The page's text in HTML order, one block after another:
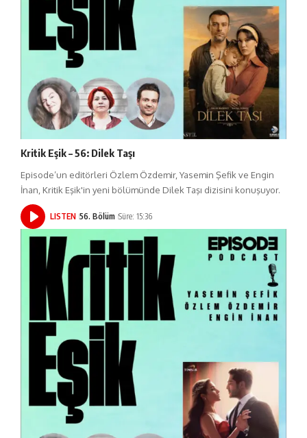
Kritik Eşik – 56: Dilek Taşı
Episode’un editörleri Özlem Özdemir, Yasemin Şefik ve Engin
İnan, Kritik Eşik'in yeni bölümünde Dilek Taşı dizisini konuşuyor.
LISTEN 56. Bölüm Süre: 15:36